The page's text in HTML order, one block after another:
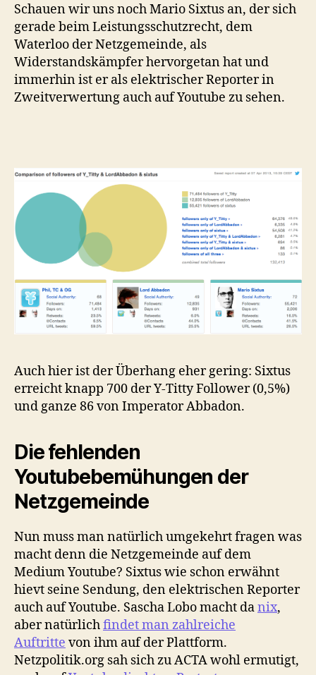
Schauen wir uns noch Mario Sixtus an, der sich
gerade beim Leistungsschutzrecht, dem
Waterloo der Netzgemeinde, als
Widerstandskämpfer hervorgetan hat und
immerhin ist er als elektrischer Reporter in
Zweitverwertung auch auf Youtube zu sehen.
Auch hier ist der Überhang eher gering: Sixtus
erreicht knapp 700 der Y-Titty Follower (0,5%)
und ganze 86 von Imperator Abbadon.
Die fehlenden
Youtubebemühungen der
Netzgemeinde
Nun muss man natürlich umgekehrt fragen was
macht denn die Netzgemeinde auf dem
Medium Youtube? Sixtus wie schon erwähnt
hievt seine Sendung, den elektrischen Reporter
auch auf Youtube. Sascha Lobo macht danix,
aber natürlichfindet man zahlreiche
Auftritte von ihm auf der Plattform.
Netzpolitik.org sah sich zu ACTA wohl ermutigt,